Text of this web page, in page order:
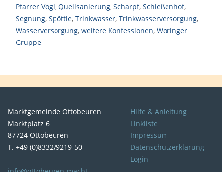
Pfarrer Vogl, Quellsanierung, Scharpf, Schießenhof,
Segnung, Spöttle, Trinkwasser, Trinkwasserversorgung,
Wasserversorgung, weitere Konfessionen, Woringer
Gruppe
Marktgemeinde Ottobeuren
Marktplatz 6
87724 Ottobeuren
T. +49 (0)8332/9219-50
Hilfe & Anleitung
Linkliste
Impressum
Datenschutzerklärung
Login